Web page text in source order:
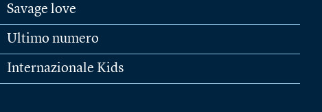
Savage love
Ultimo numero
Internazionale Kids